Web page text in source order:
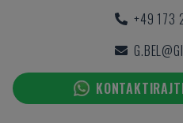
+49 173